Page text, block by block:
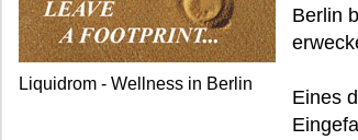
Liquidrom - Wellness in Berlin
Berlin
Eines